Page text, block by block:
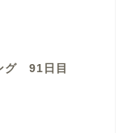
グ 91日目